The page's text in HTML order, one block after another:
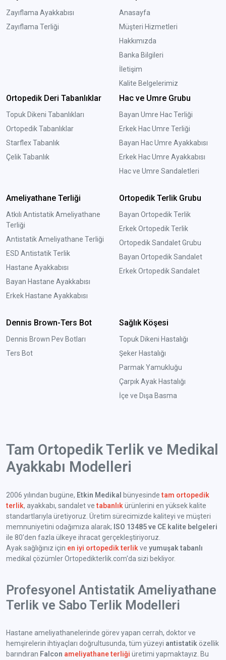
Zayıflama Ayakkabısı
Zayıflama Terliği
Anasayfa
Müşteri Hizmetleri
Hakkımızda
Banka Bilgileri
İletişim
Kalite Belgelerimiz
Ortopedik Deri Tabanlıklar
Topuk Dikeni Tabanlıkları
Ortopedik Tabanlıklar
Starflex Tabanlık
Çelik Tabanlık
Hac ve Umre Grubu
Bayan Umre Hac Terliği
Erkek Hac Umre Terliği
Bayan Hac Umre Ayakkabısı
Erkek Hac Umre Ayakkabısı
Hac ve Umre Sandaletleri
Ameliyathane Terliği
Atkılı Antistatik Ameliyathane
Terliği
Antistatik Ameliyathane Terliği
ESD Antistatik Terlik
Hastane Ayakkabısı
Bayan Hastane Ayakkabısı
Erkek Hastane Ayakkabısı
Ortopedik Terlik Grubu
Bayan Ortopedik Terlik
Erkek Ortopedik Terlik
Ortopedik Sandalet Grubu
Bayan Ortopedik Sandalet
Erkek Ortopedik Sandalet
Dennis Brown-Ters Bot
Dennis Brown Pev Botları
Ters Bot
Sağlık Köşesi
Topuk Dikeni Hastalığı
Şeker Hastalığı
Parmak Yamukluğu
Çarpık Ayak Hastalığı
İçe ve Dışa Basma
Tam Ortopedik Terlik ve Medikal
Ayakkabı Modelleri
2006 yılından bugüne, Etkin Medikal bünyesindetam ortopedik
terlik, ayakkabı, sandalet vetabanlık ürünlerini en yüksek kalite
standartlarıyla üretiyoruz. Üretim sürecimizde kaliteyi ve müşteri
memnuniyetini odağımıza alarak; ISO 13485 ve CE kalite belgeleri
ile 80’den fazla ülkeye ihracat gerçekleştiriyoruz.
Ayak sağlığınız için en iyi ortopedik terlik ve yumuşak tabanlı
medikal çözümler Ortopedikterlik.com'da sizi bekliyor.
Profesyonel Antistatik Ameliyathane
Terlik ve Sabo Terlik Modelleri
Hastane ameliyathanelerinde görev yapan cerrah, doktor ve
hemşirelerin ihtiyaçları doğrultusunda, tüm yüzeyi antistatik özellik
barındıran Falcon ameliyathane terliği üretimi yapmaktayız. Bu